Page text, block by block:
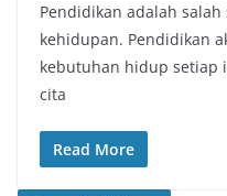
Pendidikan adalah
kehidupan. Pendidikan
kebutuhan hidup setiap
cita
Read More